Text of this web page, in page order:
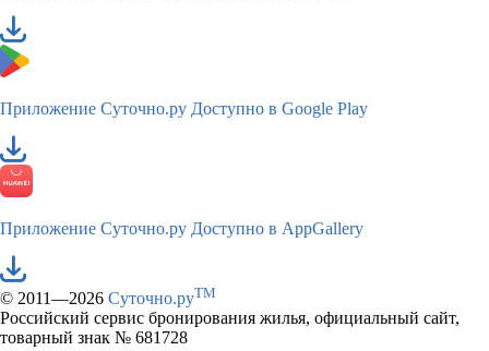
Приложение Суточно.ру Доступно в Google Play
Приложение Суточно.ру Доступно в AppGallery
© 2011—2026 Суточно.руTM
Российский сервис бронирования жилья, официальный сайт,
товарный знак № 681728